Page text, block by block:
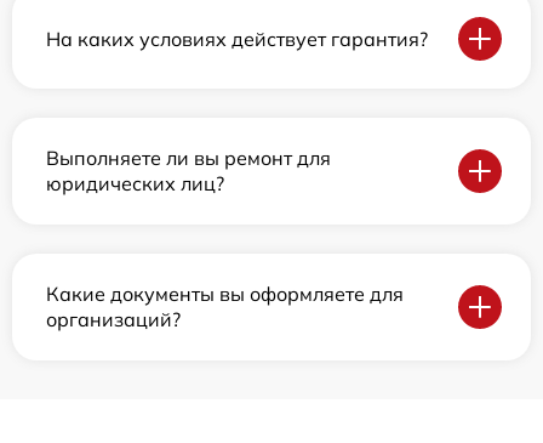
На каких условиях действует гарантия?
Выполняете ли вы ремонт для
юридических лиц?
Какие документы вы оформляете для
организаций?